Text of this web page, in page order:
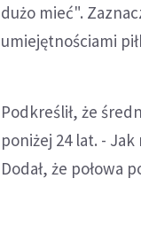
dużo mieć".
umiejętnościami
Podkreślił, że
poniżej 24 lat. -
Dodał, że połowa